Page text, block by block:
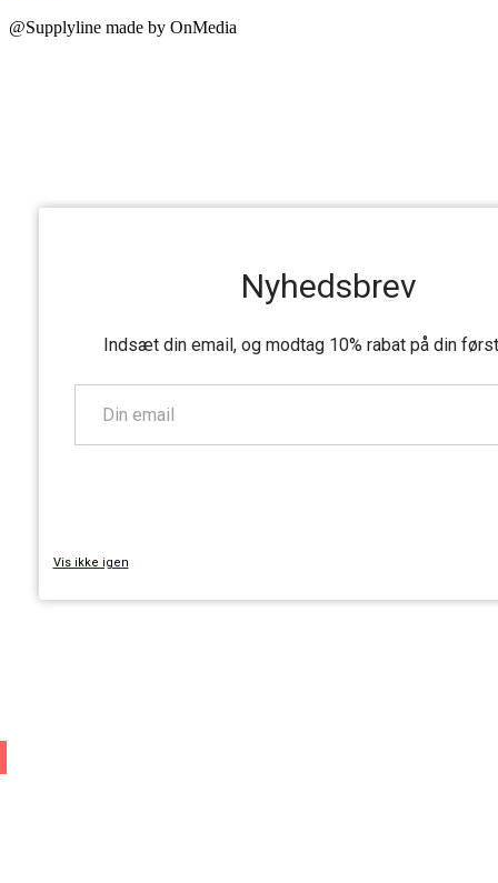
@Supplyline made by OnMedia
Nyhedsbrev
Indsæt din email, og modtag 10% rabat på din
Vis ikke igen